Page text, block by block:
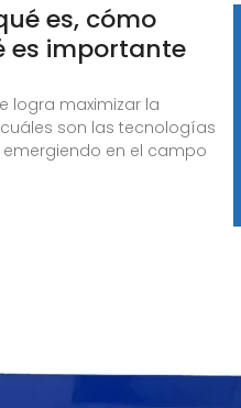
es, cómo
es importante
logra maximizar la
son las tecnologías
en el campo